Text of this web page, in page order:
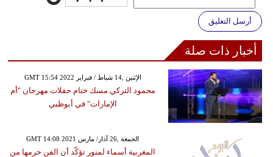
أرسل التعليق
أخبار ذات صلة
GMT 15:54 2022 الإثنين ,14 شباط / فبراير
محمود التركي مسك ختام حفلات مهرجان "أم
الإمارات" في أبوظبي
GMT 14:08 2021 الجمعة ,26 آذار/ مارس
المغربية أسماء لمنور تؤكّد أن الفن حرمها من